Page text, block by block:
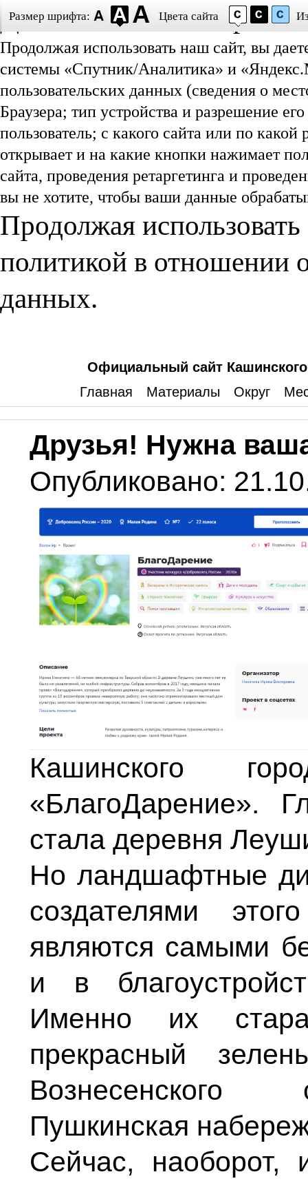
Даю согласие на
Продолжая использовать наш сайт, вы
системы «Спутник/Аналитика» и
пользовательских данных (сведения о
Браузера; тип устройства и разрешение
пользователь; с какого сайта или по
открывает и на какие кнопки нажимает
сайта, проведения ретаргетинга и
вы не хотите, чтобы ваши данные
Продолжая
политикой в отношении
данных.
Размер шрифта: Цвета сайта
Официальный сайт Кашинского
Главная
Материалы Округ
Друзья! Нужна
Опубликовано:
Кашинского
«БлагоДарение».
стала деревня
Но ландшафтные
создателями
являются самыми
и в
Именно их
прекрасный
Вознесенского
Пушкинская
Сейчас,